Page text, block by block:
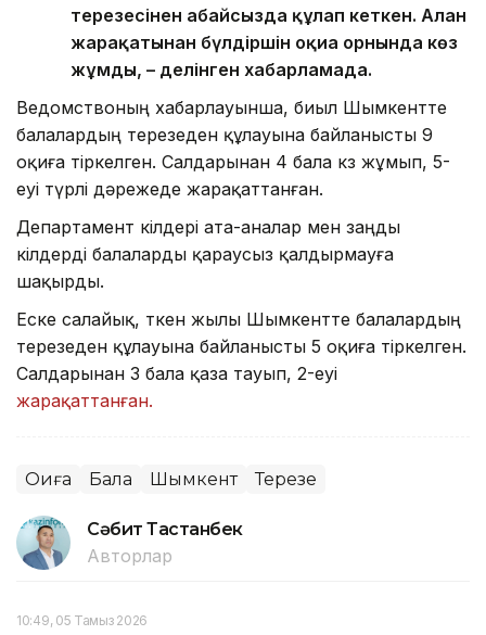
терезесінен абайсызда құлап кеткен. Алған
жарақатынан бүлдіршін оқиға орнында көз
жұмды, – делінген хабарламада.
Ведомствоның хабарлауынша, биыл Шымкентте
балалардың терезеден құлауына байланысты 9
оқиға тіркелген. Салдарынан 4 бала көз жұмып, 5-
еуі түрлі дәрежеде жарақаттанған.
Департамент өкілдері ата-аналар мен заңды
өкілдерді балаларды қараусыз қалдырмауға
шақырды.
Еске салайық, өткен жылы Шымкентте балалардың
терезеден құлауына байланысты 5 оқиға тіркелген.
Салдарынан 3 бала қаза тауып, 2-еуі
жарақаттанған.
Оқиға Бала Шымкент Терезе
Сәбит Тастанбек
Авторлар
10:49, 05 Тамыз 2026